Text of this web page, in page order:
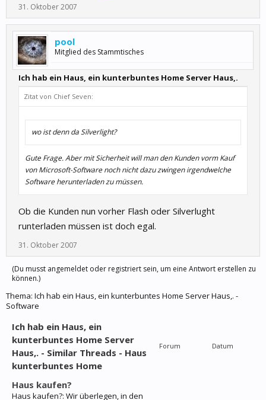
31. Oktober 2007
pool
Mitglied des Stammtisches
Ich hab ein Haus, ein kunterbuntes Home Server Haus,.
Zitat von Chief Seven:
wo ist denn da Silverlight?
Gute Frage. Aber mit Sicherheit will man den Kunden vorm Kauf
von Microsoft-Software noch nicht dazu zwingen irgendwelche
Software herunterladen zu müssen.
Ob die Kunden nun vorher Flash oder Silverlught
runterladen müssen ist doch egal.
31. Oktober 2007
(Du musst angemeldet oder registriert sein, um eine Antwort erstellen zu
können.)
Thema: Ich hab ein Haus, ein kunterbuntes Home Server Haus,. -
Software
Ich hab ein Haus, ein
kunterbuntes Home Server
Haus,. - Similar Threads - Haus
kunterbuntes Home
Forum Datum
Haus kaufen?
Haus kaufen?: Wir überlegen, in den